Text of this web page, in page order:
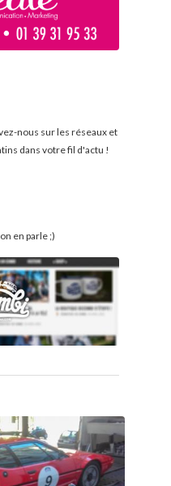
nous sur les réseaux et
dans votre fil d'actu !
en parle ;)